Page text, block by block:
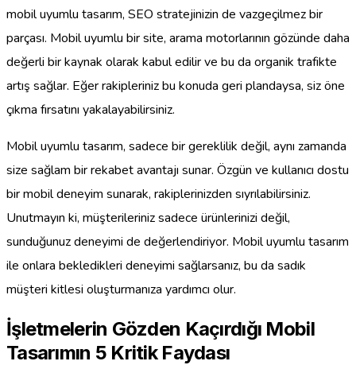
mobil uyumlu tasarım, SEO stratejinizin de vazgeçilmez bir
parçası. Mobil uyumlu bir site, arama motorlarının gözünde daha
değerli bir kaynak olarak kabul edilir ve bu da organik trafikte
artış sağlar. Eğer rakipleriniz bu konuda geri plandaysa, siz öne
çıkma fırsatını yakalayabilirsiniz.
Mobil uyumlu tasarım, sadece bir gereklilik değil, aynı zamanda
size sağlam bir rekabet avantajı sunar. Özgün ve kullanıcı dostu
bir mobil deneyim sunarak, rakiplerinizden sıyrılabilirsiniz.
Unutmayın ki, müşterileriniz sadece ürünlerinizi değil,
sunduğunuz deneyimi de değerlendiriyor. Mobil uyumlu tasarım
ile onlara bekledikleri deneyimi sağlarsanız, bu da sadık
müşteri kitlesi oluşturmanıza yardımcı olur.
İşletmelerin Gözden Kaçırdığı Mobil
Tasarımın 5 Kritik Faydası